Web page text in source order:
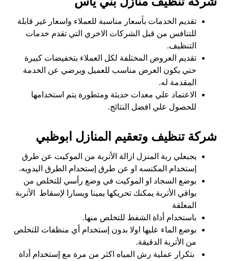
تقديم الخدمات بأسعار مناسبة للعملاء واسعار غير قابلة
للتنافس من قبل الشركات الاخري التي تقدم خدمات
التنظيف.
تقديم العروض المختلفة لكل العملاء بتخفيضات كبيرة
حتي يكون العرض مناسب للعميل ويرضي عن الخدمة
المقدمة له.
الاعتماد علي معدات حديثة ومتطورة يتم استخدامها
للحصول علي افضل النتائج.
شركة تنظيف وتعقيم المنازل ابوظبي
يجبعلي ربة المنزل ازالة الأتربة من الموكيت عن طرق
إستخدام المكنسه او عن طرق إستخدام الطرق اليدويه.
بوضع السجاد او الموكيت في وضع رأسي للتخلص من
بواقي الأتربة يمكنك تحريكها يمينا ويسارا لإسقاط الأتربة
المعلقة
باستخدام أداة الشفط للتخلص منها.
بوضع الماء عليها اولا بدون إستخدام أي منظفات للتخلص
من الأتربة الدقيقة.
بتكرار عملية رش المياه اكثر من مرة مع إستخدام أداة